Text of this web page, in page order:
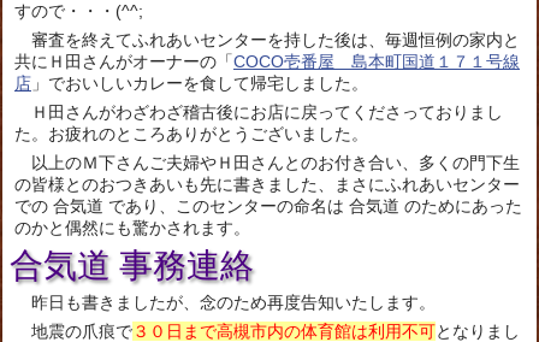
すので・・・(^^;
審査を終えてふれあいセンターを持した後は、毎週恒例の家内と
共にＨ田さんがオーナーの「COCO壱番屋 島本町国道１７１号線
店 」でおいしいカレーを食して帰宅しました。
Ｈ田さんがわざわざ稽古後にお店に戻ってくださっておりまし
た。お疲れのところありがとうございました。
以上のＭ下さんご夫婦やＨ田さんとのお付き合い、多くの門下生
の皆様とのおつきあいも先に書きました、まさにふれあいセンター
での 合気道 であり、このセンターの命名は 合気道 のためにあった
のかと偶然にも驚かされます。
合気道 事務連絡
昨日も書きましたが、念のため再度告知いたします。
地震の爪痕で３０日まで高槻市内の体育館は利用不可となりまし